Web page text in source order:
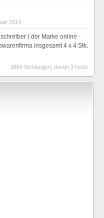
2014
) der Marke online -
insgesamt 4 x 4 Stk.
1655 Sichtungen, davon 3 heute